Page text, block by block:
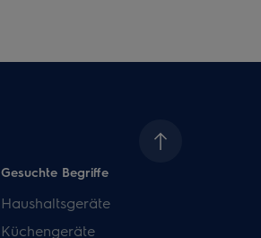
Gesuchte Begriffe
Haushaltsgeräte
Küchengeräte